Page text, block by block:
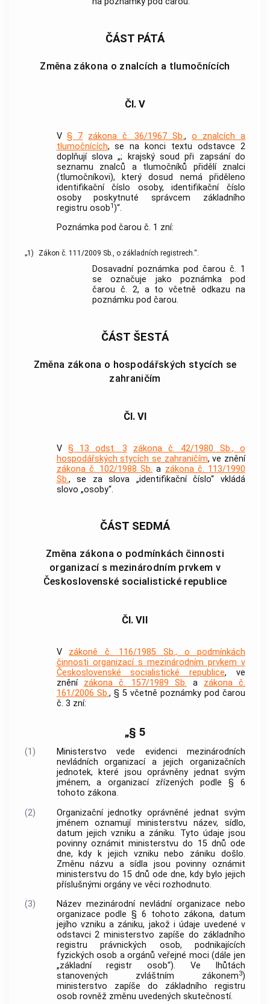
ČÁST PÁTÁ
Změna zákona o znalcích a tlumočnících
Čl. V
V§ 7 zákona č. 36/1967 Sb.,o znalcích a
tlumočnících, se na konci textu odstavce 2
doplňují slova „; krajský soud při zapsání do
seznamu znalců a tlumočníků přidělí znalci
(tlumočníkovi), který dosud nemá přiděleno
identifikační číslo osoby, identifikační číslo
osoby poskytnuté správcem základního
registru osob1)“.
Poznámka pod čarou č. 1 zní:
„1) Zákon č. 111/2009 Sb., o základních registrech.“.
Dosavadní poznámka pod čarou č. 1
se označuje jako poznámka pod
čarou č. 2, a to včetně odkazu na
poznámku pod čarou.
ČÁST ŠESTÁ
Změna zákona o hospodářských stycích se
zahraničím
Čl. VI
V § 13 odst. 3
zákona č. 42/1980 Sb., o
hospodářských stycích se zahraničím, ve znění
zákona č. 102/1988 Sb. a zákona č. 113/1990
Sb., se za slova „identifikační číslo“ vkládá
slovo „osoby“.
ČÁST SEDMÁ
Změna zákona o podmínkách činnosti
organizací s mezinárodním prvkem v
Československé socialistické republice
Čl. VII
V zákoně č. 116/1985 Sb., o podmínkách
činnosti organizací s mezinárodním prvkem v
Československé socialistické republice, ve
znění zákona č. 157/1989 Sb. a zákona č.
161/2006 Sb., § 5 včetně poznámky pod čarou
č. 3 zní:
„§ 5
(1)
Ministerstvo vede evidenci mezinárodních
nevládních organizací a jejich organizačních
jednotek, které jsou oprávněny jednat svým
jménem, a organizací zřízených podle § 6
tohoto zákona.
(2)
Organizační jednotky oprávněné jednat svým
jménem oznamují ministerstvu název, sídlo,
datum jejich vzniku a zániku. Tyto údaje jsou
povinny oznámit ministerstvu do 15 dnů ode
dne, kdy k jejich vzniku nebo zániku došlo.
Změnu názvu a sídla jsou povinny oznámit
ministerstvu do 15 dnů ode dne, kdy bylo jejich
příslušnými orgány ve věci rozhodnuto.
(3)
Název mezinárodní nevládní organizace nebo
organizace podle § 6 tohoto zákona, datum
jejího vzniku a zániku, jakož i údaje uvedené v
odstavci 2 ministerstvo zapíše do základního
registru právnických osob, podnikajících
fyzických osob a orgánů veřejné moci (dále jen
„základní registr osob“). Ve lhůtách
stanovených zvláštním zákonem3)
ministerstvo zapíše do základního registru
osob rovněž změnu uvedených skutečností.